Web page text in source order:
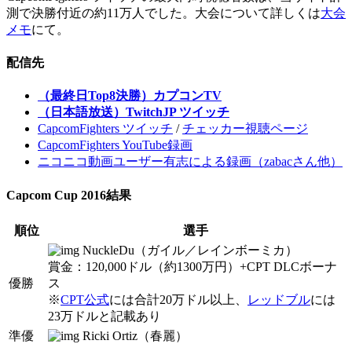
測で決勝付近の約11万人でした。大会について詳しくは大会
メモにて。
配信先
（最終日Top8決勝）カプコンTV
（日本語放送）TwitchJP ツイッチ
CapcomFighters ツイッチ /チェッカー視聴ページ
CapcomFighters YouTube録画
ニコニコ動画ユーザー有志による録画（zabacさん他）
Capcom Cup 2016結果
順位 選手
優勝
NuckleDu（ガイル／レインボーミカ）
賞金：120,000ドル（約1300万円）+CPT DLCボーナ
ス
※CPT公式には合計20万ドル以上、 レッドブルには
23万ドルと記載あり
準優
Ricki Ortiz（春麗）